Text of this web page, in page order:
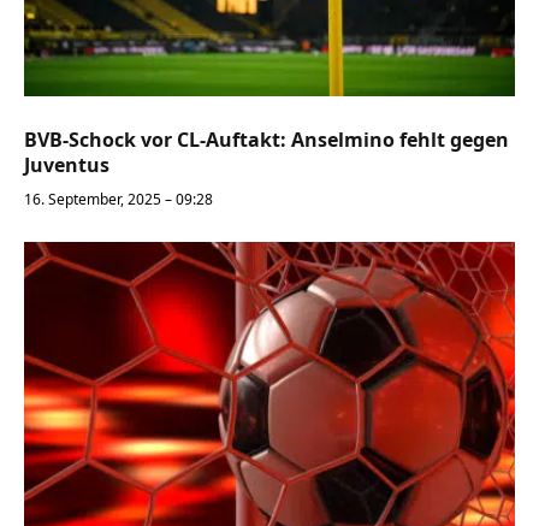
BVB-Schock vor CL-Auftakt: Anselmino fehlt gegen
Juventus
16. September, 2025 – 09:28